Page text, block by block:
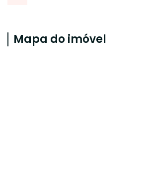
Mapa do imóvel